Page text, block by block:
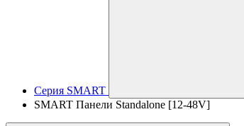
Серия SMART
SMART Панели Standalone [12-48V]